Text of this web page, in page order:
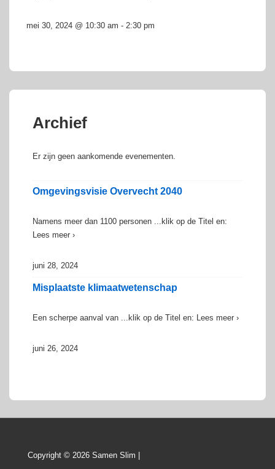
mei 30, 2024 @ 10:30 am - 2:30 pm
Archief
Er zijn geen aankomende evenementen.
Omgevingsvisie Overvecht 2040
Namens meer dan 1100 personen ...klik op de Titel en:
Lees meer ›
juni 28, 2024
Misplaatste klimaatwetenschap
Een scherpe aanval van ...klik op de Titel en: Lees meer ›
juni 26, 2024
Copyright © 2026 Samen Slim |